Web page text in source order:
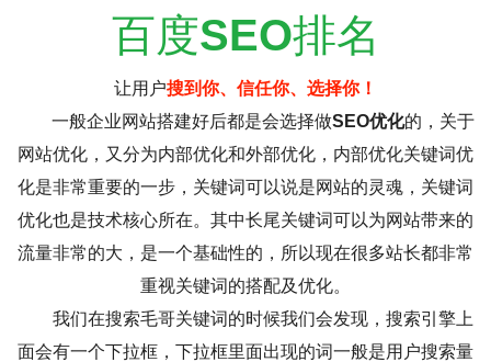
百度SEO排名
让用户搜到你、信任你、选择你！
一般企业网站搭建好后都是会选择做SEO优化的，关于
网站优化，又分为内部优化和外部优化，内部优化关键词优
化是非常重要的一步，关键词可以说是网站的灵魂，关键词
优化也是技术核心所在。其中长尾关键词可以为网站带来的
流量非常的大，是一个基础性的，所以现在很多站长都非常
重视关键词的搭配及优化。
我们在搜索毛哥关键词的时候我们会发现，搜索引擎上
面会有一个下拉框，下拉框里面出现的词一般是用户搜索量